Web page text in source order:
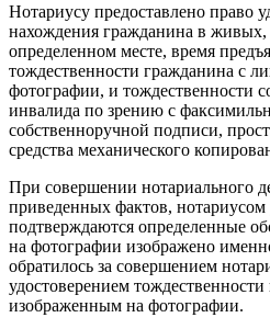
Нотариусу предоставлено право
нахождения гражданина в
определенном месте, время
тождественности гражданина с
фотографии, и тождественности
инвалида по зрению с
собственноручной подписи,
средства механического
При совершении нотариального
приведенных фактов, нотариусом
подтверждаются определенные
на фотографии изображено
обратилось за совершением
удостоверением
изображенным на фотографии.